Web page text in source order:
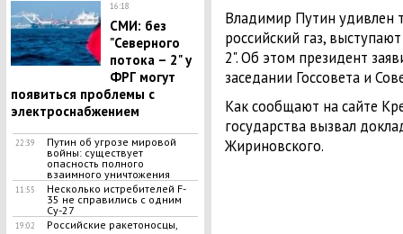
16:18
СМИ: без
"Северного
потока – 2" у
ФРГ могут
появиться проблемы с
электроснабжением
22:39
Путин об угрозе мировой
войны: существует
опасность полного
взаимного уничтожения
11:55
Несколько истребителей F-
35 не справились с одним
Су-27
19:02
Российские ракетоносцы,
Владимир Путин удивлен
российский газ,
2". Об этом президент
заседании Госсовета и
Как сообщают на сайте
государства вызвал
Жириновского.